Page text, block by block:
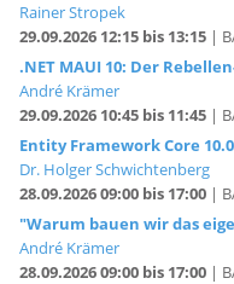
Rainer Stropek
29.09.2026 12:15 bis 13:15|
.NET MAUI 10: Der
André Krämer
29.09.2026 10:45 bis 11:45|
Entity Framework Core
Dr. Holger Schwichtenberg
28.09.2026 09:00 bis 17:00|
"Warum bauen wir das
André Krämer
28.09.2026 09:00 bis 17:00|